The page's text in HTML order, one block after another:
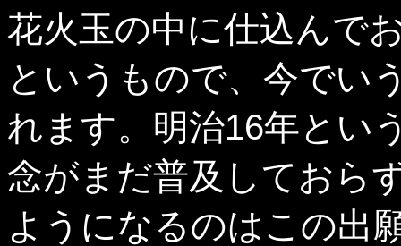
花火玉の中に仕込んで
というもので、今でい
れます。明治16年とい
念がまだ普及しておら
ようになるのはこの出